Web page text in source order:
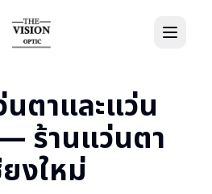
ตาและแว่น
ร้านแว่นตา
ยงใหม่